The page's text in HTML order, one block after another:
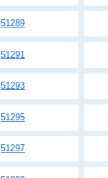
51289
51291
51293
51295
51297